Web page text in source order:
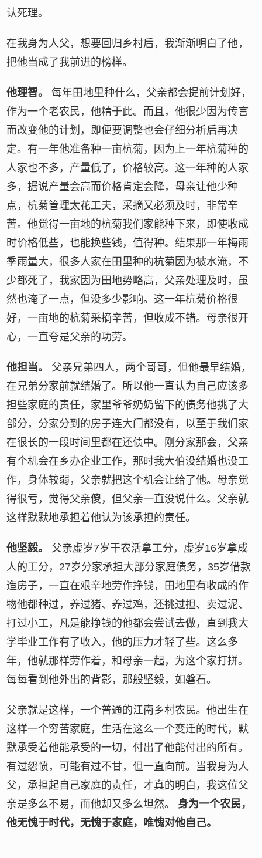
认死理。
在我身为人父，想要回归乡村后，我渐渐明白了他，
把他当成了我前进的榜样。
他理智。
每年田地里种什么，父亲都会提前计划好，
作为一个老农民，他精于此。而且，他很少因为传言
而改变他的计划，即便要调整也会仔细分析后再决
定。有一年他准备种一亩杭菊，因为上一年杭菊种的
人家也不多，产量低了，价格较高。这一年种的人家
多，据说产量会高而价格肯定会降，母亲让他少种
点，杭菊管理太花工夫，采摘又必须及时，非常辛
苦。他觉得一亩地的杭菊我们家能种下来，即使收成
时价格低些，也能换些钱，值得种。结果那一年梅雨
季雨量大，很多人家在田里种的杭菊因为被水淹，不
少都死了，我家因为田地势略高，父亲处理及时，虽
然也淹了一点，但没多少影响。这一年杭菊价格很
好，一亩地的杭菊采摘辛苦，但收成不错。母亲很开
心，一直夸是父亲的功劳。
他担当。
父亲兄弟四人，两个哥哥，但他最早结婚，
在兄弟分家前就结婚了。所以他一直认为自己应该多
担些家庭的责任，家里爷爷奶奶留下的债务他挑了大
部分，分家分到的房子连大门都没有，以至于我们家
在很长的一段时间里都在还债中。刚分家那会，父亲
有个机会在乡办企业工作，那时我大伯没结婚也没工
作，身体较弱，父亲就把这个机会让给了他。母亲觉
得很亏，觉得父亲傻，但父亲一直没说什么。父亲就
这样默默地承担着他认为该承担的责任。
他坚毅。
父亲虚岁7岁干农活拿工分，虚岁16岁拿成
人的工分，27岁分家承担大部分家庭债务，35岁借款
造房子，一直在艰辛地劳作挣钱，田地里有收成的作
物他都种过，养过猪、养过鸡，还挑过担、卖过泥、
打过小工，凡是能挣钱的他都会尝试去做，直到我大
学毕业工作有了收入，他的压力才轻了些。这么多
年，他就那样劳作着，和母亲一起，为这个家打拼。
每每看到他外出的背影，那般坚毅，如磐石。
父亲就是这样，一个普通的江南乡村农民。他出生在
这样一个穷苦家庭，生活在这么一个变迁的时代，默
默承受着他能承受的一切，付出了他能付出的所有。
有过怨愤，可能有过不甘，但一直向前。当我身为人
父，承担起自己家庭的责任，才真的明白，我这位父
亲是多么不易，而他却又多么坦然。 身为一个农民，
他无愧于时代，无愧于家庭，唯愧对他自己。